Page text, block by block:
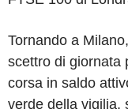
Tornando a
scettro di giornata
corsa in saldo
verde della vigilia,